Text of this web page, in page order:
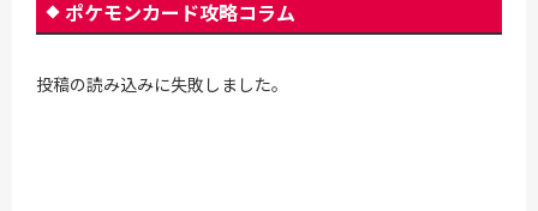
ポケモンカード攻略コラム
投稿の読み込みに失敗しました。